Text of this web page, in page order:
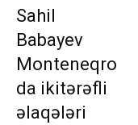
Sahil
Babayev
Monteneqro
da ikitərəfli
əlaqələri